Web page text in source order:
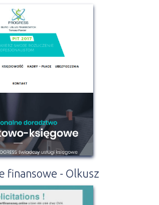
finansowe - Olkusz